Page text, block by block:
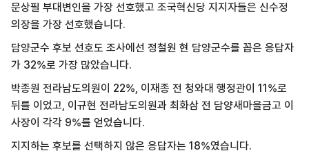
문상필 부대변인을 가장 선호했고 조국혁신당 지지자들은 신수정
의장을 가장 선호했습니다.
담양군수 후보 선호도 조사에선 정철원 현 담양군수를 꼽은 응답자
가 32%로 가장 많았습니다.
박종원 전라남도의원이 22%, 이재종 전 청와대 행정관이 11%로
뒤를 이었고, 이규현 전라남도의원과 최화삼 전 담양새마을금고 이
사장이 각각 9%를 얻었습니다.
지지하는 후보를 선택하지 않은 응답자는 18%였습니다.